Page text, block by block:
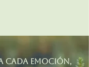
CADA EMOCIÓN,